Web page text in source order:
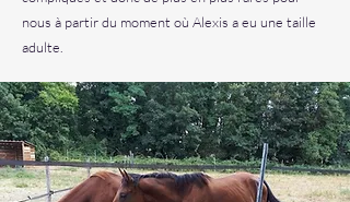
nous à partir du moment où Alexis a eu une taille
adulte.